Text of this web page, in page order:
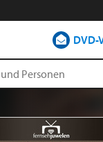
DVD-